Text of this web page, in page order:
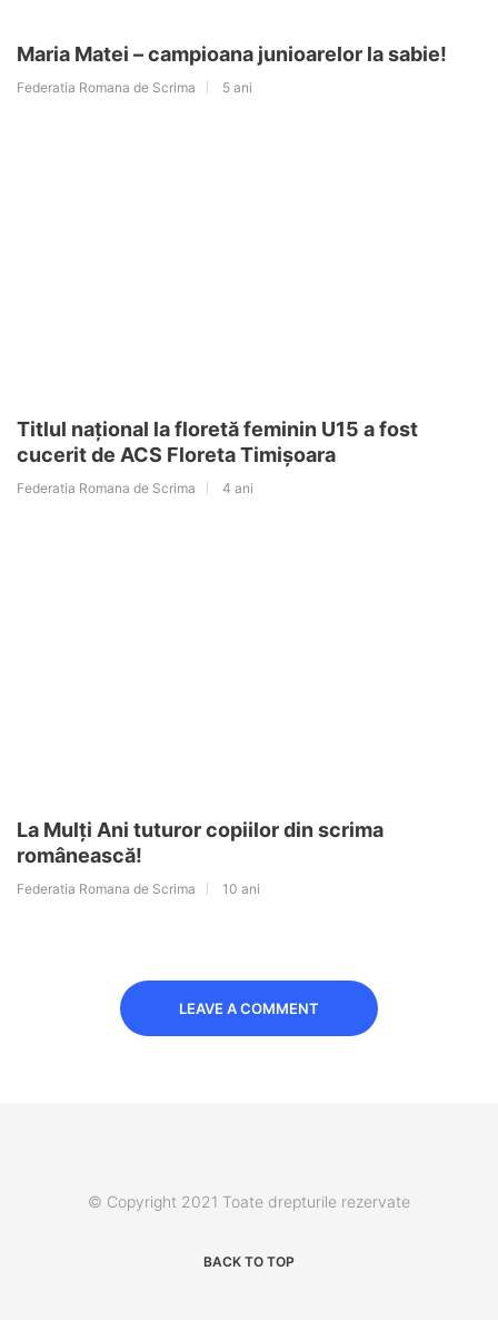
Maria Matei – campioana junioarelor la sabie!
Federatia Romana de Scrima 5 ani
Titlul național la floretă feminin U15 a fost
cucerit de ACS Floreta Timișoara
Federatia Romana de Scrima 4 ani
La Mulți Ani tuturor copiilor din scrima
românească!
Federatia Romana de Scrima 10 ani
LEAVE A COMMENT
© Copyright 2021 Toate drepturile rezervate
BACK TO TOP